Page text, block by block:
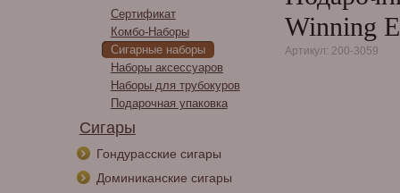
Сертификат
Комбо-Наборы
Сигарные наборы
Наборы аксессуаров
Наборы для трубокуров
Подарочная упаковка
Сигары
Гондурасские сигары
Доминиканские сигары
Winning
Артикул: 200-3059